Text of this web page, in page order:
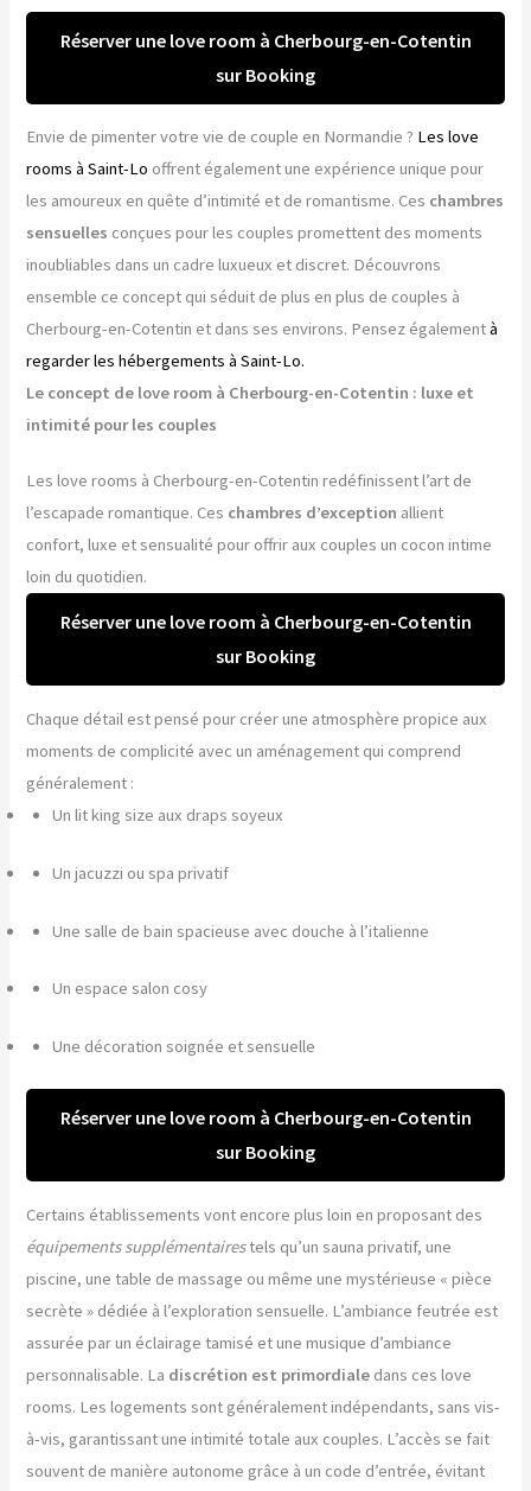
Réserver une love room à Cherbourg-en-Cotentin
sur Booking
Envie de pimenter votre vie de couple en Normandie ? Les love
rooms à Saint-Lo offrent également une expérience unique pour
les amoureux en quête d’intimité et de romantisme. Ces chambres
sensuelles conçues pour les couples promettent des moments
inoubliables dans un cadre luxueux et discret. Découvrons
ensemble ce concept qui séduit de plus en plus de couples à
Cherbourg-en-Cotentin et dans ses environs. Pensez égalementà
regarder les hébergements à Saint-Lo.
Le concept de love room à Cherbourg-en-Cotentin : luxe et
intimité pour les couples
Les love rooms à Cherbourg-en-Cotentin redéfinissent l’art de
l’escapade romantique. Ces chambres d’exception allient
confort, luxe et sensualité pour offrir aux couples un cocon intime
loin du quotidien.
Réserver une love room à Cherbourg-en-Cotentin
sur Booking
Chaque détail est pensé pour créer une atmosphère propice aux
moments de complicité avec un aménagement qui comprend
généralement :
Un lit king size aux draps soyeux
Un jacuzzi ou spa privatif
Une salle de bain spacieuse avec douche à l’italienne
Un espace salon cosy
Une décoration soignée et sensuelle
Réserver une love room à Cherbourg-en-Cotentin
sur Booking
Certains établissements vont encore plus loin en proposant des
équipements supplémentairestels qu’un sauna privatif, une
piscine, une table de massage ou même une mystérieuse « pièce
secrète » dédiée à l’exploration sensuelle. L’ambiance feutrée est
assurée par un éclairage tamisé et une musique d’ambiance
personnalisable. La discrétion est primordiale dans ces love
rooms. Les logements sont généralement indépendants, sans vis-
à-vis, garantissant une intimité totale aux couples. L’accès se fait
souvent de manière autonome grâce à un code d’entrée, évitant